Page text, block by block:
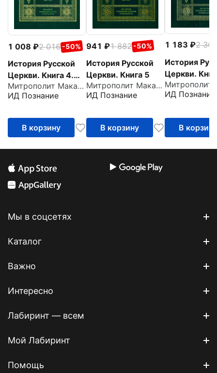
1 008 2 016 -50%
История Русской
Церкви. Книга 4.
Часть 1
Митрополит Макарий Московский
ИД Познание
В корзину
941 1 882 -50%
История Русской
Церкви. Книга 5
Митрополит Макарий Московский
ИД Познание
В корзину
1 183
2 366
История
Церкви.
ИД Познание
В корзину
Мы в соцсетях
Каталог
Важно
Интересно
Лабиринт — всем
Мой Лабиринт
Помощь